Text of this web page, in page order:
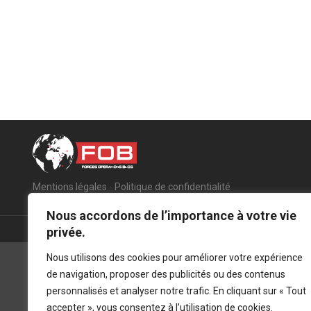
Nous accordons de l’importance à votre vie
privée.
Nous utilisons des cookies pour améliorer votre expérience
de navigation, proposer des publicités ou des contenus
personnalisés et analyser notre trafic. En cliquant sur « Tout
accepter », vous consentez à l’utilisation de cookies.
Mentions légales - Politique de confidentialité